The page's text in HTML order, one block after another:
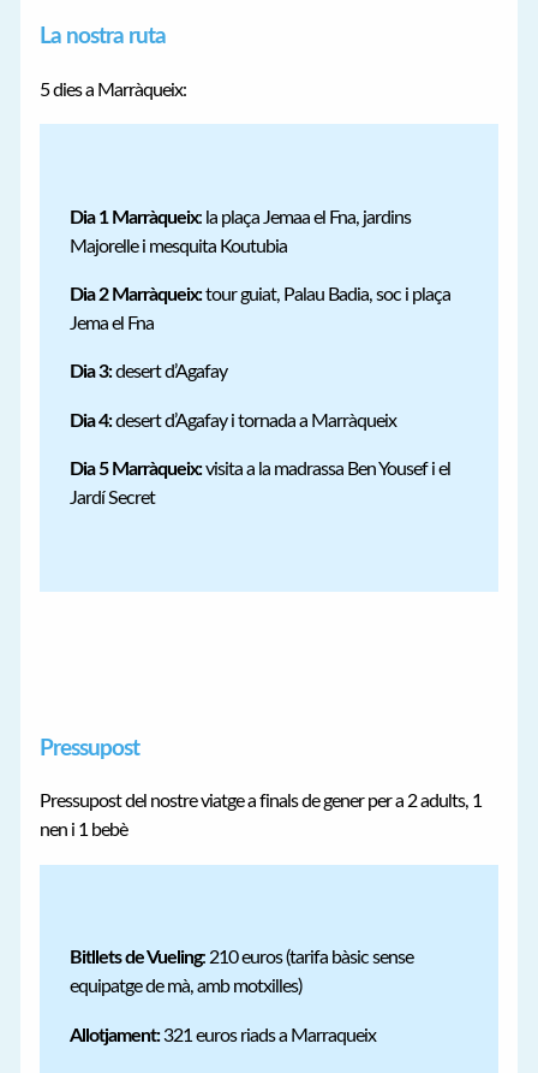
La nostra ruta
5 dies a Marràqueix:
Dia 1 Marràqueix: la plaça Jemaa el Fna, jardins
Majorelle i mesquita Koutubia
Dia 2 Marràqueix:tour guiat, Palau Badia, soc i plaça
Jema el Fna
Dia 3:desert d’Agafay
Dia 4:desert d’Agafay i tornada a Marràqueix
Dia 5 Marràqueix:visita a la madrassa Ben Yousef i el
Jardí Secret
Pressupost
Pressupost del nostre viatge a finals de gener per a 2 adults, 1
nen i 1 bebè
Bitllets de Vueling: 210 euros (tarifa bàsic sense
equipatge de mà, amb motxilles)
Allotjament:321 euros riads a Marraqueix